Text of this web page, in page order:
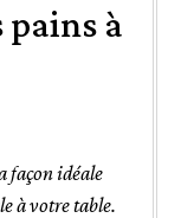
pains à
façon idéale
à votre table.